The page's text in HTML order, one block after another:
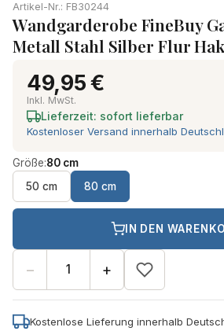
Artikel-Nr.: FB30244
Wandgarderobe FineBuy
Metall Stahl Silber Flur
49,95 €
Inkl. MwSt.
Lieferzeit: sofort lieferbar
Kostenloser Versand innerhalb
Größe:80 cm
50 cm
80 cm
− +
IN DEN
Kostenlose Lieferung innerhalb